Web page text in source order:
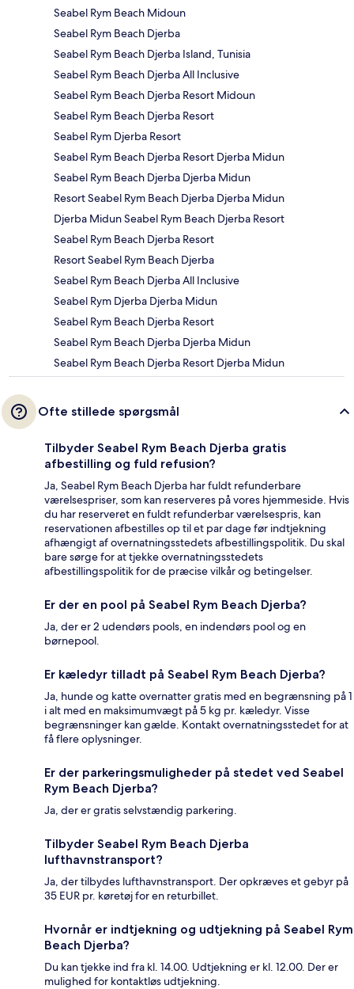
Seabel Rym Beach Midoun
Seabel Rym Beach Djerba
Seabel Rym Beach Djerba Island, Tunisia
Seabel Rym Beach Djerba All Inclusive
Seabel Rym Beach Djerba Resort Midoun
Seabel Rym Beach Djerba Resort
Seabel Rym Djerba Resort
Seabel Rym Beach Djerba Resort Djerba Midun
Seabel Rym Beach Djerba Djerba Midun
Resort Seabel Rym Beach Djerba Djerba Midun
Djerba Midun Seabel Rym Beach Djerba Resort
Seabel Rym Beach Djerba Resort
Resort Seabel Rym Beach Djerba
Seabel Rym Beach Djerba All Inclusive
Seabel Rym Djerba Djerba Midun
Seabel Rym Beach Djerba Resort
Seabel Rym Beach Djerba Djerba Midun
Seabel Rym Beach Djerba Resort Djerba Midun
Ofte stillede spørgsmål
Tilbyder Seabel Rym Beach Djerba gratis
afbestilling og fuld refusion?
Ja, Seabel Rym Beach Djerba har fuldt refunderbare
værelsespriser, som kan reserveres på vores hjemmeside. Hvis
du har reserveret en fuldt refunderbar værelsespris, kan
reservationen afbestilles op til et par dage før indtjekning
afhængigt af overnatningsstedets afbestillingspolitik. Du skal
bare sørge for at tjekke overnatningsstedets
afbestillingspolitik for de præcise vilkår og betingelser.
Er der en pool på Seabel Rym Beach Djerba?
Ja, der er 2 udendørs pools, en indendørs pool og en
børnepool.
Er kæledyr tilladt på Seabel Rym Beach Djerba?
Ja, hunde og katte overnatter gratis med en begrænsning på 1
i alt med en maksimumvægt på 5 kg pr. kæledyr. Visse
begrænsninger kan gælde. Kontakt overnatningsstedet for at
få flere oplysninger.
Er der parkeringsmuligheder på stedet ved Seabel
Rym Beach Djerba?
Ja, der er gratis selvstændig parkering.
Tilbyder Seabel Rym Beach Djerba
lufthavnstransport?
Ja, der tilbydes lufthavnstransport. Der opkræves et gebyr på
35 EUR pr. køretøj for en returbillet.
Hvornår er indtjekning og udtjekning på Seabel Rym
Beach Djerba?
Du kan tjekke ind fra kl. 14.00. Udtjekning er kl. 12.00. Der er
mulighed for kontaktløs udtjekning.